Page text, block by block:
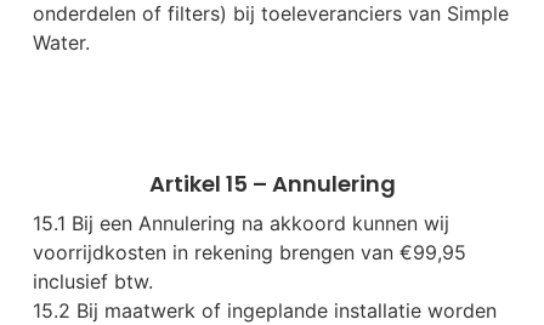
onderdelen of filters) bij toeleveranciers van Simple
Water.
Artikel 15 – Annulering
15.1 Bij een Annulering na akkoord kunnen wij
voorrijdkosten in rekening brengen van €99,95
inclusief btw.
15.2 Bij maatwerk of ingeplande installatie worden